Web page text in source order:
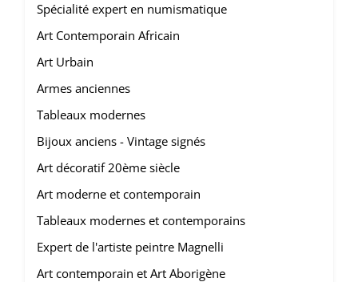
Spécialité expert en numismatique
Art Contemporain Africain
Art Urbain
Armes anciennes
Tableaux modernes
Bijoux anciens - Vintage signés
Art décoratif 20ème siècle
Art moderne et contemporain
Tableaux modernes et contemporains
Expert de l'artiste peintre Magnelli
Art contemporain et Art Aborigène